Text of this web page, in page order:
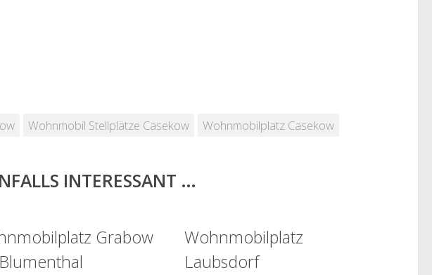
Wohnmobil Stellplätze Casekow Wohnmobilplatz Casekow
INTERESSANT …
Grabow
Wohnmobilplatz
Laubsdorf